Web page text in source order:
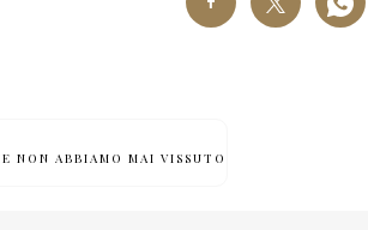
NON ABBIAMO MAI VISSUTO